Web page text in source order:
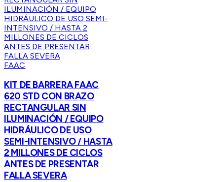
FAAC
KIT DE BARRERA FAAC
620 STD CON BRAZO
RECTANGULAR SIN
ILUMINACIÓN / EQUIPO
HIDRÁULICO DE USO
SEMI-INTENSIVO / HASTA
2 MILLONES DE CICLOS
ANTES DE PRESENTAR
FALLA SEVERA